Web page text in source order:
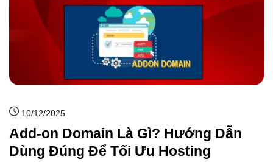
10/12/2025
Add-on Domain Là Gì? Hướng Dẫn
Dùng Đúng Để Tối Ưu Hosting